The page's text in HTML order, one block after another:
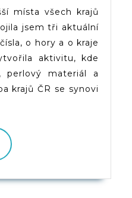
–
Nejvyšší
Místa
Krajů
ČR
místa všech krajů
jsem tři aktuální
o hory a o kraje
aktivitu, kde
perlový materiál a
krajů ČR se synovi
CELÝ
PŘÍSPĚVEK